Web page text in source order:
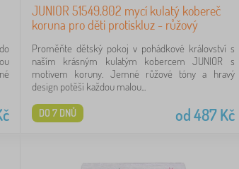
JUNIOR 51549.802 mycí kulatý kobereč
koruna pro děti protiskluz - růžový
Proměňte dětský pokoj v pohádkové království s
naším krásným kulatým kobercem JUNIOR s
motivem koruny. Jemné růžové tóny a hravý
design potěší každou malou...
od487Kč
DO 7 DNŮ